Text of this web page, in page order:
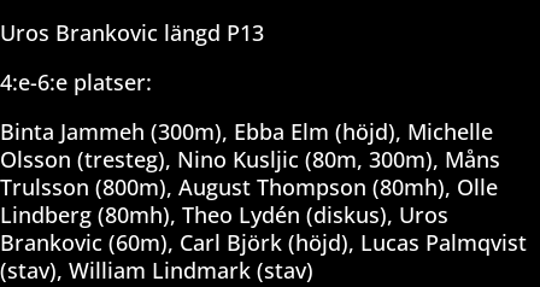
Uros Brankovic längd P13
4:e-6:e platser:
Binta Jammeh (300m), Ebba Elm (höjd), Michelle
Olsson (tresteg), Nino Kusljic (80m, 300m), Måns
Trulsson (800m), August Thompson (80mh), Olle
Lindberg (80mh), Theo Lydén (diskus), Uros
Brankovic (60m), Carl Björk (höjd), Lucas Palmqvist
(stav), William Lindmark (stav)